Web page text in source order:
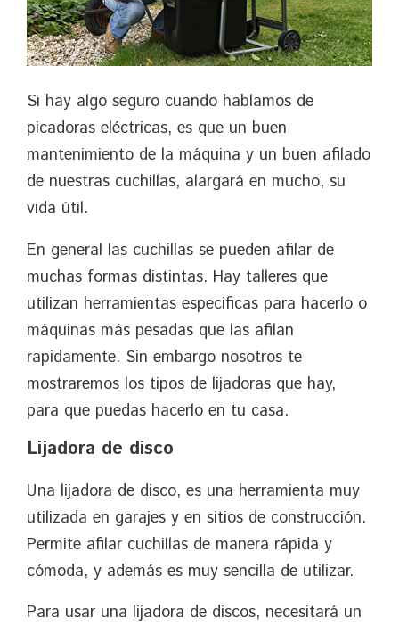
Si hay algo seguro cuando hablamos de
picadoras eléctricas, es que un buen
mantenimiento de la máquina y un buen afilado
de nuestras cuchillas, alargará en mucho, su
vida útil.
En general las cuchillas se pueden afilar de
muchas formas distintas. Hay talleres que
utilizan herramientas especificas para hacerlo o
máquinas más pesadas que las afilan
rapidamente. Sin embargo nosotros te
mostraremos los tipos de lijadoras que hay,
para que puedas hacerlo en tu casa.
Lijadora de disco
Una lijadora de disco, es una herramienta muy
utilizada en garajes y en sitios de construcción.
Permite afilar cuchillas de manera rápida y
cómoda, y además es muy sencilla de utilizar.
Para usar una lijadora de discos, necesitará un